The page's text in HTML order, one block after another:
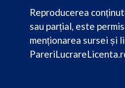
Reproducerea
sau parțial, este
menționarea sursei și